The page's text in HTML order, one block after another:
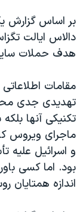
اسرائیل در جنگ
نرگس محمدی
همایش
صفحه‌های ویژه
سفر پرزیدنت
بر اساس گزارش
هدف حملات
مقامات
تهدیدی جدی
تکنیکی آنها
ماجرای ویروس
و اسرائیل علیه
بود. اما کسی
اندازه